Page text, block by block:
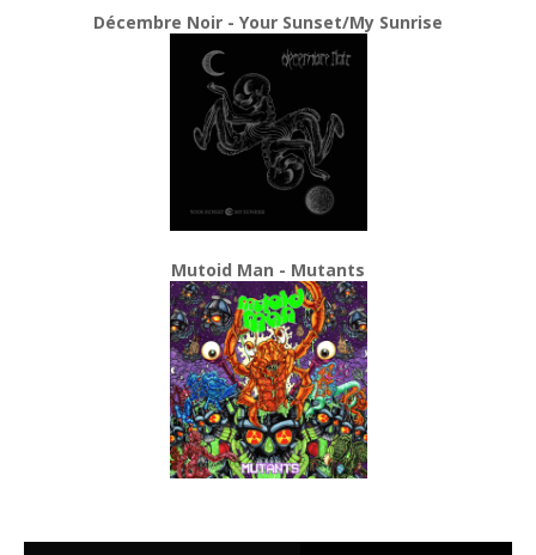
Décembre Noir - Your Sunset/My Sunrise
Mutoid Man - Mutants